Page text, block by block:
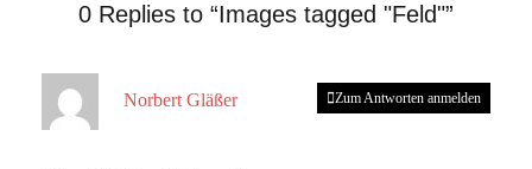
0 Replies to “Images tagged "Feld"”
Norbert Gläßer Zum Antworten anmelden